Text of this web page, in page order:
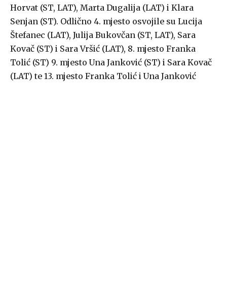
Horvat (ST, LAT), Marta Dugalija (LAT) i Klara
Senjan (ST). Odlično 4. mjesto osvojile su Lucija
Štefanec (LAT), Julija Bukovčan (ST, LAT), Sara
Kovač (ST) i Sara Vršić (LAT), 8. mjesto Franka
Tolić (ST) 9. mjesto Una Janković (ST) i Sara Kovač
(LAT) te 13. mjesto Franka Tolić i Una Janković